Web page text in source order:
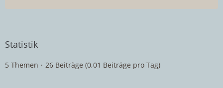
Statistik
5 Themen 26 Beiträge (0,01 Beiträge pro Tag)